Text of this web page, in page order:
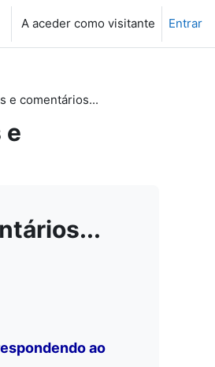
A aceder como visitante Entrar
e comentários...
e
ao